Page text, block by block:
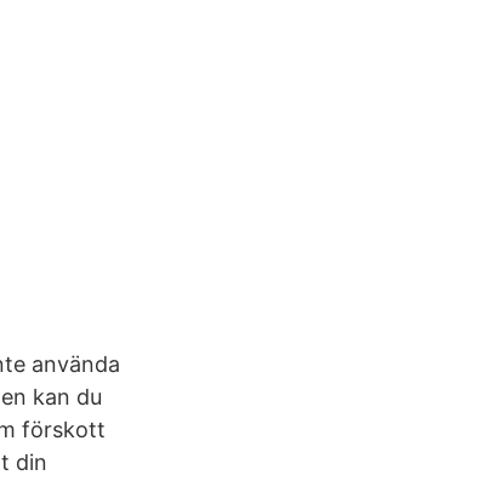
använda
kan du
förskott
din